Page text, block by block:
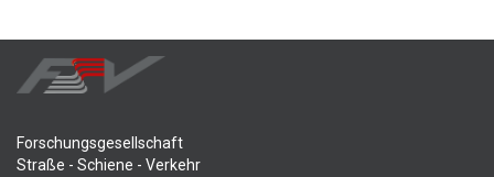
Forschungsgesellschaft
Straße - Schiene - Verkehr